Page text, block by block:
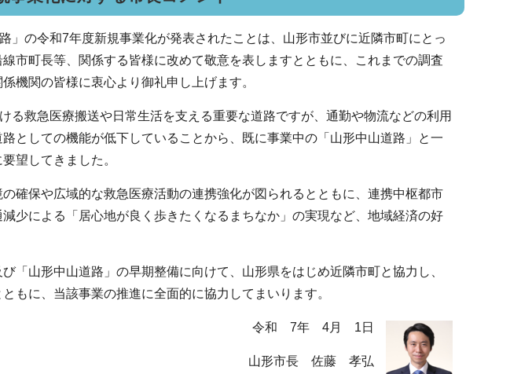
の令和7年度新規事業化が発表されたことは、山形市並びに近隣市町にとっ
市町長等、関係する皆様に改めて敬意を表しますとともに、これまでの調査
機関の皆様に衷心より御礼申し上げます。
救急医療搬送や日常生活を支える重要な道路ですが、通勤や物流などの利用
としての機能が低下していることから、既に事業中の「山形中山道路」と一
望してきました。
確保や広域的な救急医療活動の連携強化が図られるとともに、連携中枢都市
少による「居心地が良く歩きたくなるまちなか」の実現など、地域経済の好
「山形中山道路」の早期整備に向けて、山形県をはじめ近隣市町と協力し、
もに、当該事業の推進に全面的に協力してまいります。
令和 7年 4月 1日
山形市長 佐藤 孝弘